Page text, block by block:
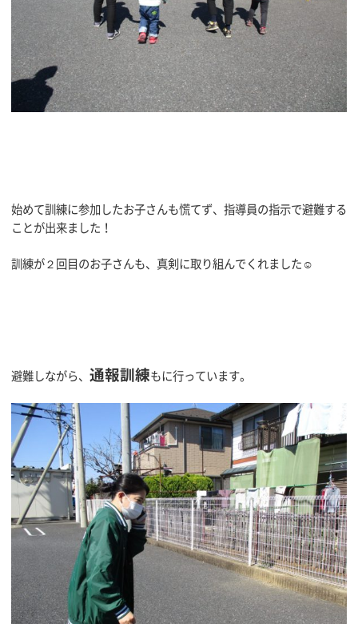
始めて訓練に参加したお子さんも慌てず、指導員の指示で避難する
ことが出来ました！
訓練が２回目のお子さんも、真剣に取り組んでくれました☺
避難しながら、 通報訓練もに行っています。